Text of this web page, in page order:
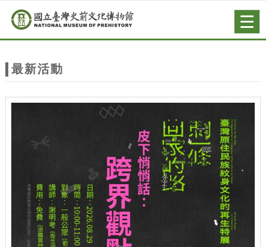
站
主
跳到主要內容
網站導覽
最新活動